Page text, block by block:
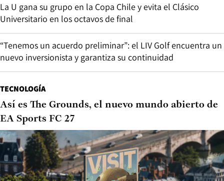
La U gana su grupo en la Copa Chile y evita el Clásico
Universitario en los octavos de final
“Tenemos un acuerdo preliminar”: el LIV Golf encuentra un
nuevo inversionista y garantiza su continuidad
TECNOLOGÍA
Así es The Grounds, el nuevo mundo abierto de
EA Sports FC 27